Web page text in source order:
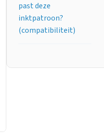
past deze
inktpatroon?
(compatibiliteit)